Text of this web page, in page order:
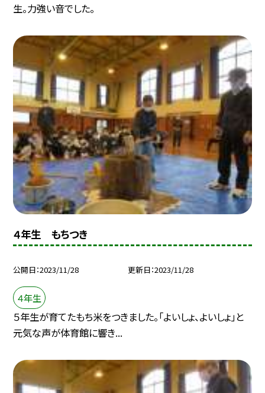
生。力強い音でした。
４年生 もちつき
公開日 2023/11/28 更新日 2023/11/28
４年生
５年生が育てたもち米をつきました。「よいしょ、よいしょ」と
元気な声が体育館に響き...